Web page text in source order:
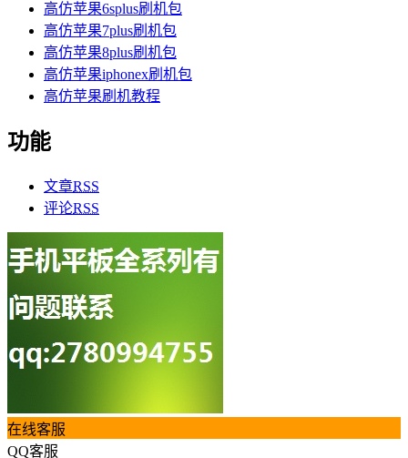
高仿苹果6splus刷机包
高仿苹果7plus刷机包
高仿苹果8plus刷机包
高仿苹果iphonex刷机包
高仿苹果刷机教程
功能
文章RSS
评论RSS
在线客服
QQ客服